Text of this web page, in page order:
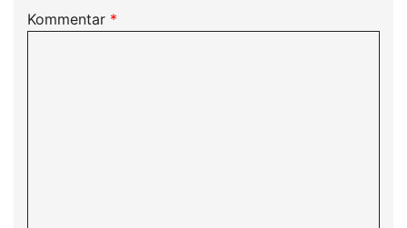
Kommentar *